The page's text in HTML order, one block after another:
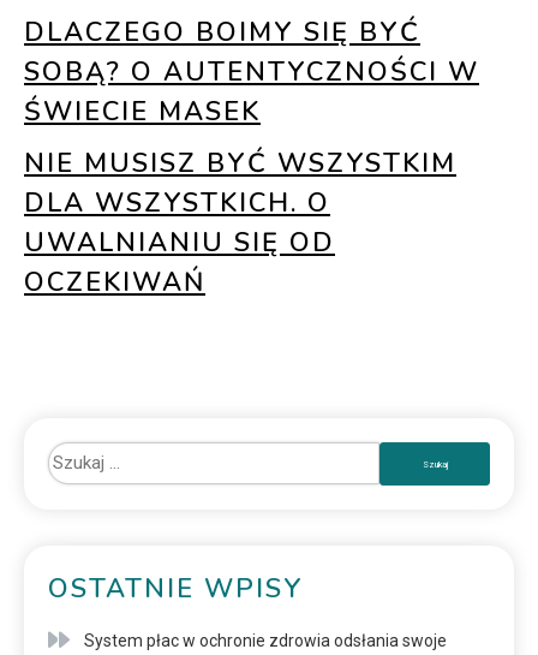
DLACZEGO BOIMY SIĘ BYĆ
SOBĄ? O AUTENTYCZNOŚCI W
ŚWIECIE MASEK
NIE MUSISZ BYĆ WSZYSTKIM
DLA WSZYSTKICH. O
UWALNIANIU SIĘ OD
OCZEKIWAŃ
OSTATNIE WPISY
System płac w ochronie zdrowia odsłania swoje